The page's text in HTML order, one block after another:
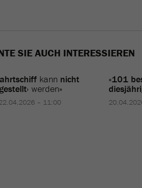
SIE AUCH INTERESSIEREN
kann nicht
werden»
– 11:00
«101